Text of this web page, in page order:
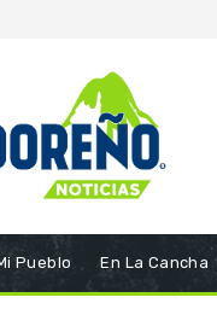
Pueblo En La Cancha